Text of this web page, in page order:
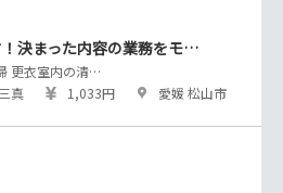
決まった内容の業務をモ…
更衣室内の清…
真 1,033円 愛媛 松山市